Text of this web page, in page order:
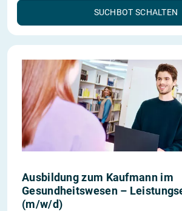
SUCHBOT SCHALTEN
Ausbildung zum Kaufmann im
Gesundheitswesen –
(m/w/d)